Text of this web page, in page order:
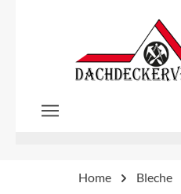
Zum Hauptinhalt springen
Home Bleche